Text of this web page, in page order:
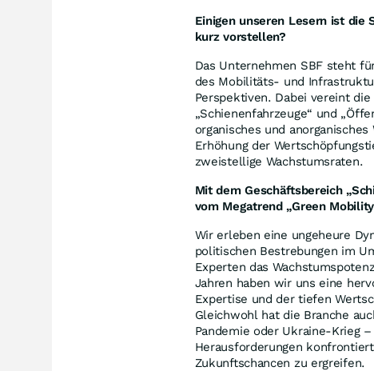
Einigen unseren Lesern ist die
kurz vorstellen?
Das Unternehmen SBF steht
des Mobilitäts- und
Perspektiven. Dabei vereint
„Schienenfahrzeuge“ und
organisches und
Erhöhung der
zweistellige Wachstumsraten.
Mit dem Geschäftsbereich
vom Megatrend „Green
Wir erleben eine ungeheure
politischen Bestrebungen im
Experten das
Jahren haben wir uns eine
Expertise und der tiefen
Gleichwohl hat die Branche
Pandemie oder Ukraine-Krieg
Herausforderungen
Zukunftschancen zu ergreifen.